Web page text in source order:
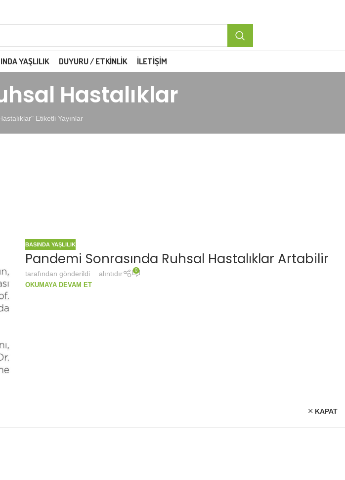
YAŞLILIK DUYURU / ETKINLIK İLETIŞIM
Hastalıklar
Etiketli Yayınlar
BASINDA YAŞLILIK
Pandemi Sonrasında Ruhsal Hastalıklar Artabilir
tarafından gönderildi alıntıdır 0
OKUMAYA DEVAM ET
KAPAT